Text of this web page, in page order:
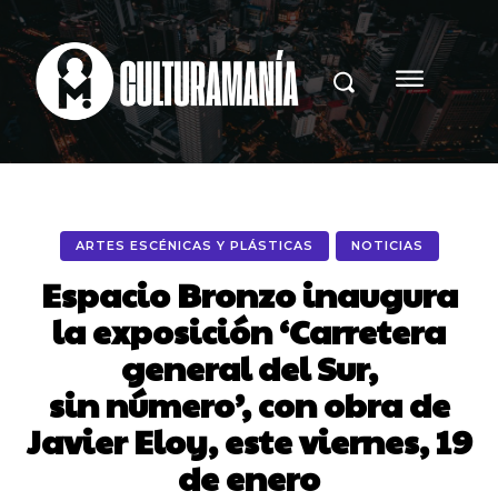
ARTES ESCÉNICAS Y PLÁSTICAS NOTICIAS
Espacio Bronzo inaugura
la exposición ‘Carretera
general del Sur,
sin número’, con obra de
Javier Eloy, este viernes, 19
de enero